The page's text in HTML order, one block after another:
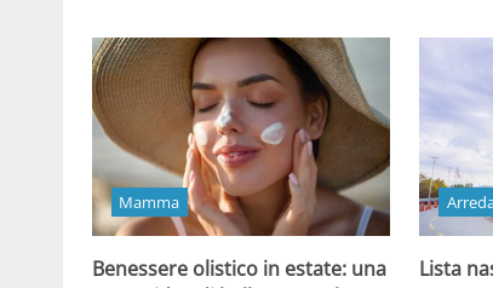
Mamma
Benessere olistico in estate: una
Lista